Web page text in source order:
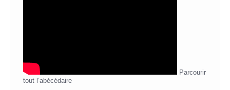
Parcourir
tout l’abécédaire